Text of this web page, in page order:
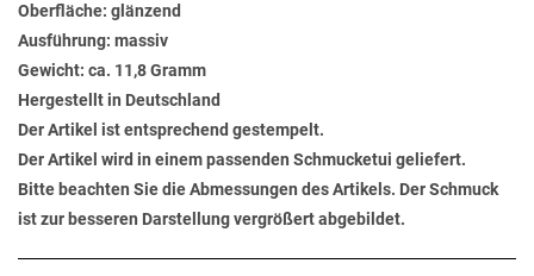
Oberfläche: glänzend
Ausführung: massiv
Gewicht: ca. 11,8 Gramm
Hergestellt in Deutschland
Der Artikel ist entsprechend gestempelt.
Der Artikel wird in einem passenden Schmucketui geliefert.
Bitte beachten Sie die Abmessungen des Artikels. Der Schmuck
ist zur besseren Darstellung vergrößert abgebildet.